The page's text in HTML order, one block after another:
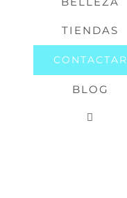
TIENDAS
CONTACTAR
BLOG